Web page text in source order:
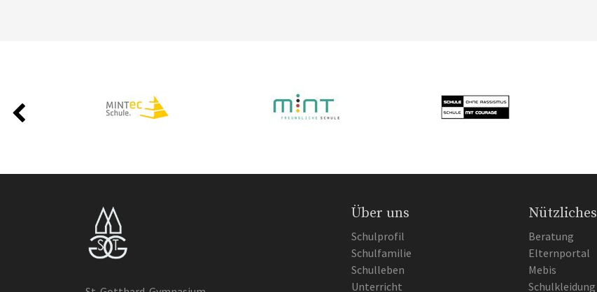
Über uns
Schulprofil
Schulfamilie
Schulleben
Unterricht
Nützliches
Beratung
Elternportal
Mebis
Schulkleidung